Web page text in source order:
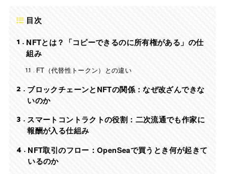
目次
1
NFTとは？「コピーできるのに所有権がある」の仕
組み
1.1
FT（代替性トークン）との違い
2
ブロックチェーンとNFTの関係：なぜ改ざんできな
いのか
3
スマートコントラクトの役割：二次流通でも作家に
報酬が入る仕組み
4
NFT取引のフロー：OpenSeaで買うとき何が起きて
いるのか